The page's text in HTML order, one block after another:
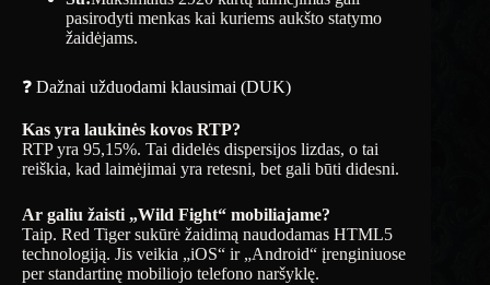
pasirodyti menkas kai kuriems aukšto statymo
žaidėjams.
❓ Dažnai užduodami klausimai (DUK)
Kas yra laukinės kovos RTP?
RTP yra 95,15%. Tai didelės dispersijos lizdas, o tai
reiškia, kad laimėjimai yra retesni, bet gali būti didesni.
Ar galiu žaisti „Wild Fight“ mobiliajame?
Taip. Red Tiger sukūrė žaidimą naudodamas HTML5
technologiją. Jis veikia „iOS“ ir „Android“ įrenginiuose
per standartinę mobiliojo telefono naršyklę.